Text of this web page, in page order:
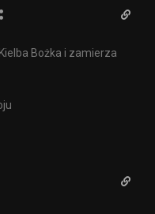
Bożka i zamierza